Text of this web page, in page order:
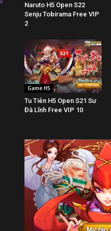
Naruto H5 Open S22
Senju Tobirama Free VIP
2
Game H5
Tu Tiên H5 Open S21 Sư
Đà Lĩnh Free VIP 10